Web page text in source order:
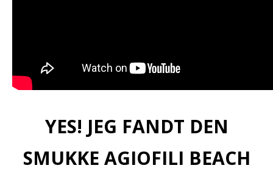
YES! JEG FANDT DEN
SMUKKE AGIOFILI BEACH